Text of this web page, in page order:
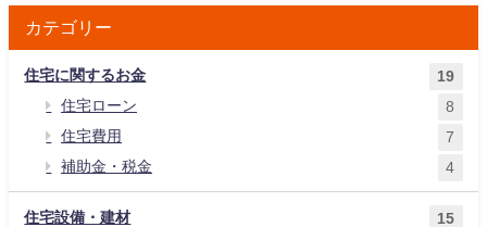
カテゴリー
住宅に関するお金
19
住宅ローン
8
住宅費用
7
補助金・税金
4
住宅設備・建材
15